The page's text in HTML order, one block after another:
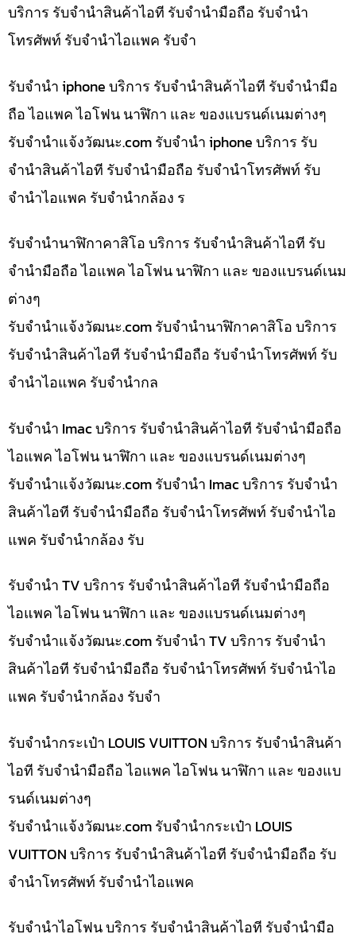
บริการ รับจำนำสินค้าไอที รับจำนำมือถือ รับจำนำ
โทรศัพท์ รับจำนำไอแพค รับจำ
รับจำนำ iphone บริการ รับจำนำสินค้าไอที รับจำนำมือ
ถือ ไอแพค ไอโฟน นาฬิกา และ ของแบรนด์เนมต่างๆ
รับจํานําแจ้งวัฒนะ.com รับจำนำ iphone บริการ รับ
จำนำสินค้าไอที รับจำนำมือถือ รับจำนำโทรศัพท์ รับ
จำนำไอแพค รับจำนำกล้อง ร
รับจำนำนาฬิกาคาสิโอ บริการ รับจำนำสินค้าไอที รับ
จำนำมือถือ ไอแพค ไอโฟน นาฬิกา และ ของแบรนด์เนม
ต่างๆ
รับจํานําแจ้งวัฒนะ.com รับจำนำนาฬิกาคาสิโอ บริการ
รับจำนำสินค้าไอที รับจำนำมือถือ รับจำนำโทรศัพท์ รับ
จำนำไอแพค รับจำนำกล
รับจำนำ Imac บริการ รับจำนำสินค้าไอที รับจำนำมือถือ
ไอแพค ไอโฟน นาฬิกา และ ของแบรนด์เนมต่างๆ
รับจํานําแจ้งวัฒนะ.com รับจำนำ Imac บริการ รับจำนำ
สินค้าไอที รับจำนำมือถือ รับจำนำโทรศัพท์ รับจำนำไอ
แพค รับจำนำกล้อง รับ
รับจำนำ TV บริการ รับจำนำสินค้าไอที รับจำนำมือถือ
ไอแพค ไอโฟน นาฬิกา และ ของแบรนด์เนมต่างๆ
รับจํานําแจ้งวัฒนะ.com รับจำนำ TV บริการ รับจำนำ
สินค้าไอที รับจำนำมือถือ รับจำนำโทรศัพท์ รับจำนำไอ
แพค รับจำนำกล้อง รับจำ
รับจำนำกระเป๋า LOUIS VUITTON บริการ รับจำนำสินค้า
ไอที รับจำนำมือถือ ไอแพค ไอโฟน นาฬิกา และ ของแบ
รนด์เนมต่างๆ
รับจํานําแจ้งวัฒนะ.com รับจำนำกระเป๋า LOUIS
VUITTON บริการ รับจำนำสินค้าไอที รับจำนำมือถือ รับ
จำนำโทรศัพท์ รับจำนำไอแพค
รับจำนำไอโฟน บริการ รับจำนำสินค้าไอที รับจำนำมือ